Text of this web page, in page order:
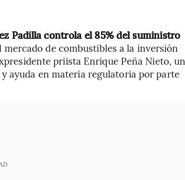
Padilla controla el 85% del suministro
de combustibles a la inversión
priista Enrique Peña Nieto, un
ayuda en materia regulatoria por parte